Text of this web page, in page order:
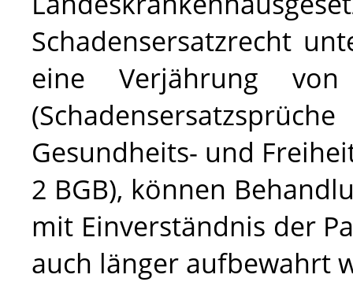
Schadensersatzrecht
eine Verjährung
(
Gesundheits- und
2 BGB), können
mit Einverständnis der
auch länger aufbewahrt